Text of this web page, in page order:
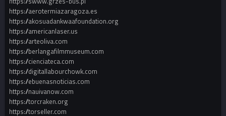
https://aerotermiazaragoza.es
https://akosuadankwaafoundation.org
https://americanlaser.us
https://arteoliva.com
https://berlangafilmmuseum.com
https://cienciateca.com
https://digitallabourchowk.com
https://ebuenasnoticias.com
https://nauivanow.com
https://torcraken.org
https://torseller.com